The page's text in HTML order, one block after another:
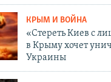
КРЫМ И ВОЙНА
«Стереть Киев с
в Крыму хочет
Украины